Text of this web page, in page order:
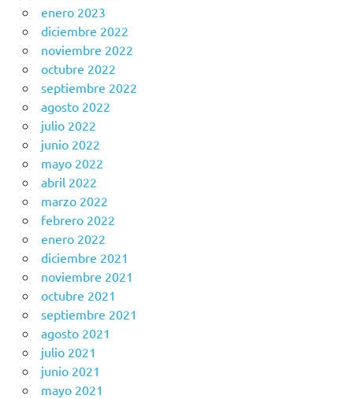
enero 2023
diciembre 2022
noviembre 2022
octubre 2022
septiembre 2022
agosto 2022
julio 2022
junio 2022
mayo 2022
abril 2022
marzo 2022
febrero 2022
enero 2022
diciembre 2021
noviembre 2021
octubre 2021
septiembre 2021
agosto 2021
julio 2021
junio 2021
mayo 2021